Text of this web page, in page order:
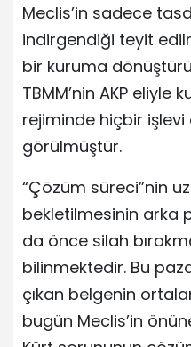
Meclis’in sadece
indirgendiği teyit
bir kuruma
TBMM’nin AKP eliyle
rejiminde hiçbir işlevi
görülmüştür.
“Çözüm süreci”nin
bekletilmesinin arka
da önce silah
bilinmektedir. Bu
çıkan belgenin
bugün Meclis’in